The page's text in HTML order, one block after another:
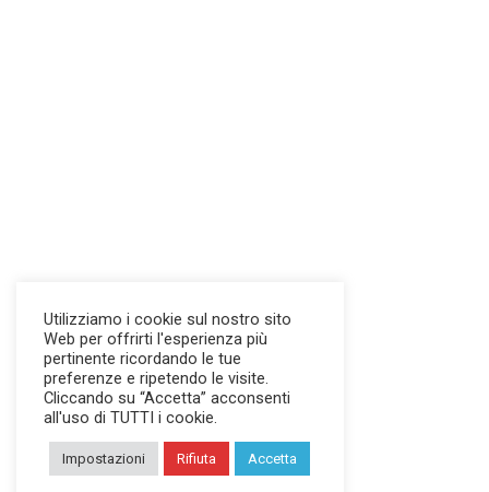
Utilizziamo i cookie sul nostro sito
Web per offrirti l'esperienza più
pertinente ricordando le tue
preferenze e ripetendo le visite.
Cliccando su “Accetta” acconsenti
all'uso di TUTTI i cookie.
Impostazioni Rifiuta Accetta